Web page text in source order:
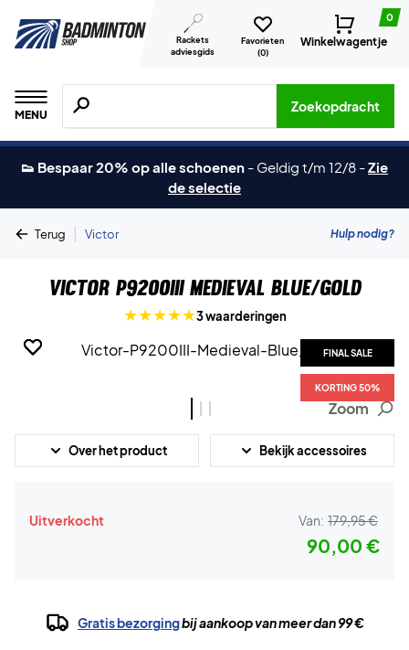
Rackets
adviesgids
Favorieten
(0)
0
Winkelwagentje
MENU
Zoeken naar producten, merken etc.
Zoekopdracht
👟 Bespaar 20% op alle schoenen - Geldig t/m 12/8 -Zie
de selectie
Terug | Victor Hulp nodig?
Victor P9200III Medieval Blue/Gold
3 waarderingen
FINAL SALE
KORTING 50%
FINAL SALE
KORTING 50%
FINAL SALE
KORTING 50%
Zoom
Over het product Bekijk accessoires
Uitverkocht Van: 179,95 €
90,00 €
Gratis bezorgingbij aankoop van meer dan 99 €